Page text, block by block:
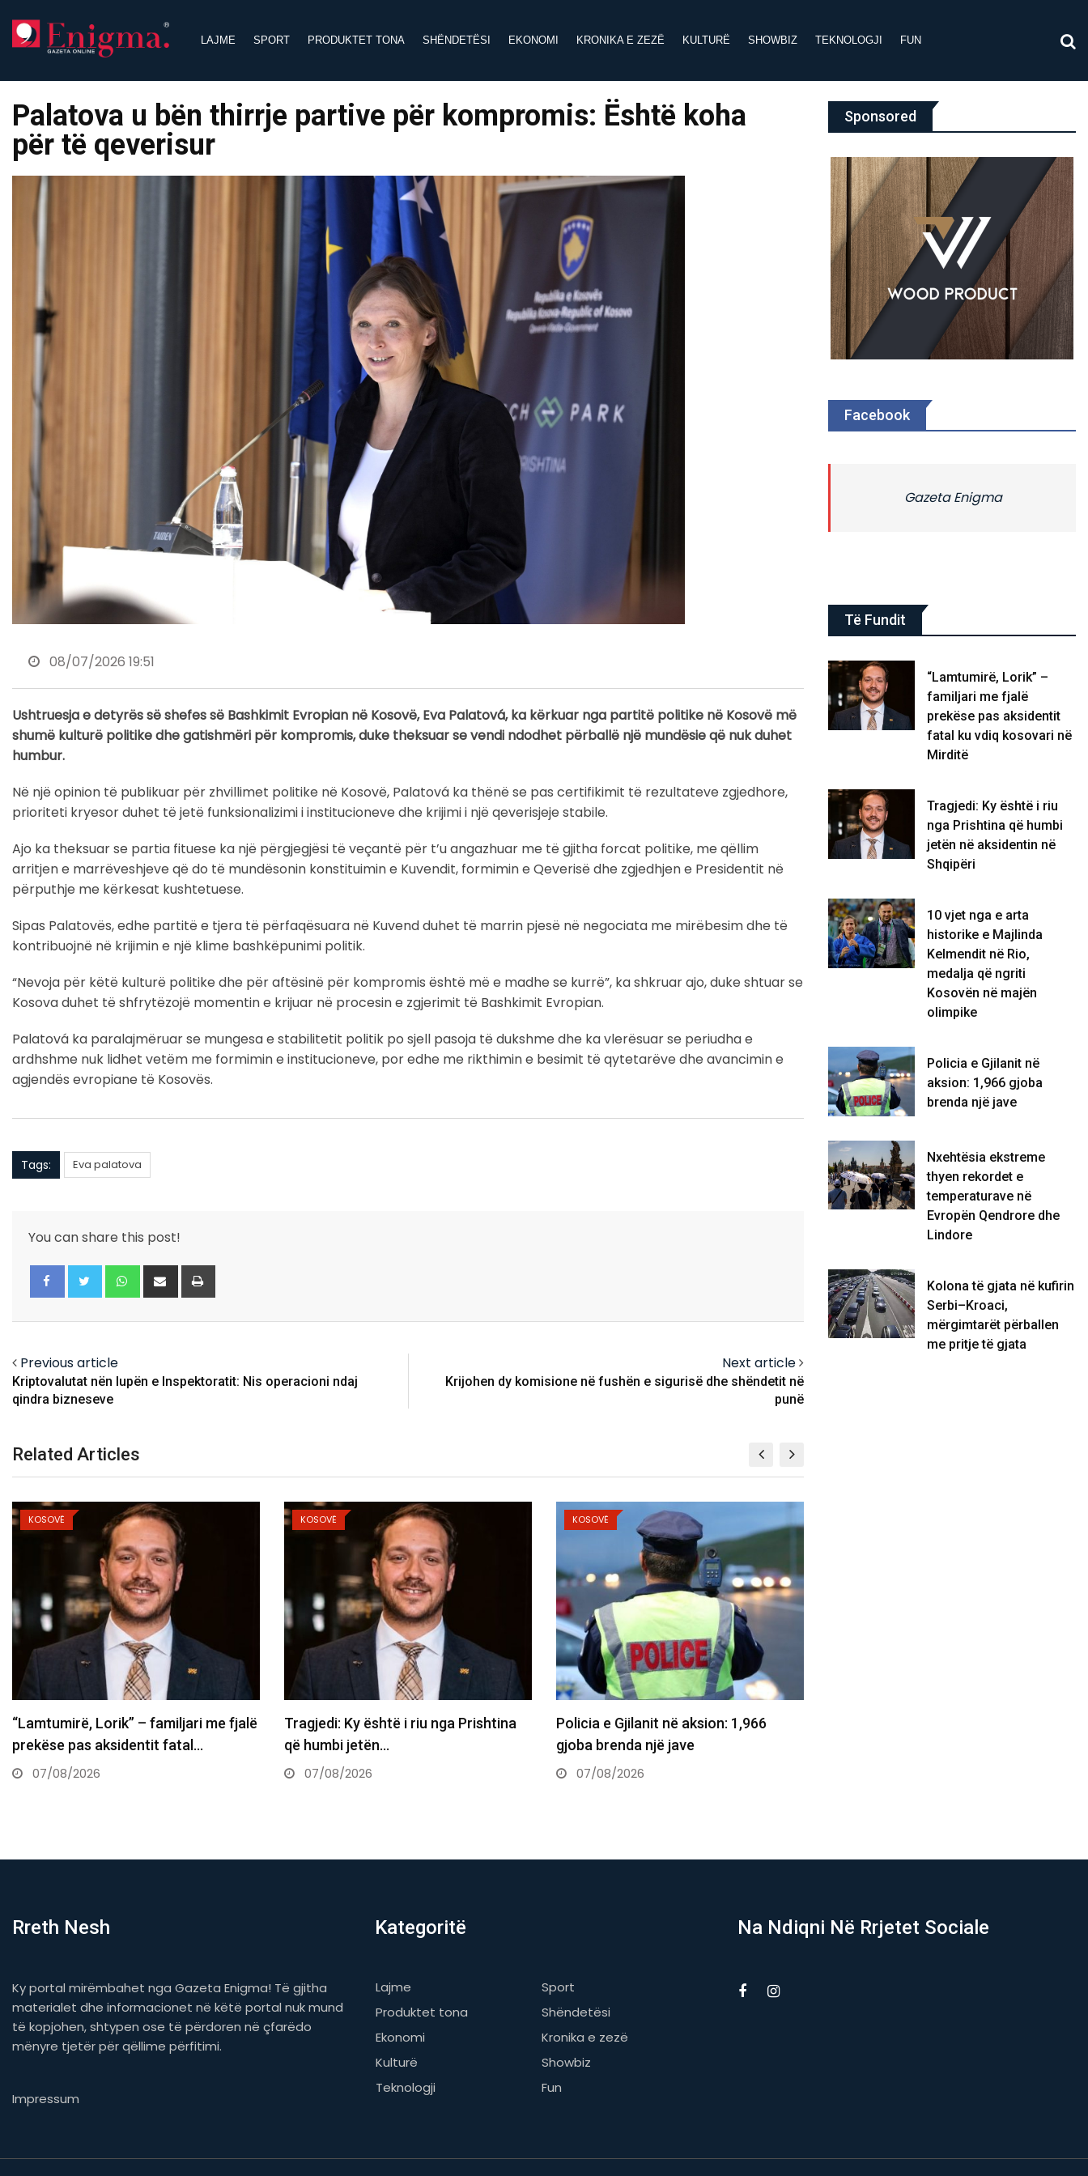
content
LAJME SPORT PRODUKTET TONA SHËNDETËSI EKONOMI KRONIKA E ZEZË KULTURË SHOWBIZ TEKNOLOGJI FUN
Palatova u bën thirrje partive për kompromis: Është koha
për të qeverisur
08/07/2026 19:51
Ushtruesja e detyrës së shefes së Bashkimit Evropian në Kosovë, Eva Palatová, ka kërkuar nga partitë politike në Kosovë më
shumë kulturë politike dhe gatishmëri për kompromis, duke theksuar se vendi ndodhet përballë një mundësie që nuk duhet
humbur.
Në një opinion të publikuar për zhvillimet politike në Kosovë, Palatová ka thënë se pas certifikimit të rezultateve zgjedhore,
prioriteti kryesor duhet të jetë funksionalizimi i institucioneve dhe krijimi i një qeverisjeje stabile.
Ajo ka theksuar se partia fituese ka një përgjegjësi të veçantë për t’u angazhuar me të gjitha forcat politike, me qëllim
arritjen e marrëveshjeve që do të mundësonin konstituimin e Kuvendit, formimin e Qeverisë dhe zgjedhjen e Presidentit në
përputhje me kërkesat kushtetuese.
Sipas Palatovës, edhe partitë e tjera të përfaqësuara në Kuvend duhet të marrin pjesë në negociata me mirëbesim dhe të
kontribuojnë në krijimin e një klime bashkëpunimi politik.
“Nevoja për këtë kulturë politike dhe për aftësinë për kompromis është më e madhe se kurrë”, ka shkruar ajo, duke shtuar se
Kosova duhet të shfrytëzojë momentin e krijuar në procesin e zgjerimit të Bashkimit Evropian.
Palatová ka paralajmëruar se mungesa e stabilitetit politik po sjell pasoja të dukshme dhe ka vlerësuar se periudha e
ardhshme nuk lidhet vetëm me formimin e institucioneve, por edhe me rikthimin e besimit të qytetarëve dhe avancimin e
agjendës evropiane të Kosovës.
Tags: Eva palatova
You can share this post!
Whatsapp
Share
via
Previous article
Kriptovalutat nën lupën e Inspektoratit: Nis operacioni ndaj
qindra bizneseve
Next article
Krijohen dy komisione në fushën e sigurisë dhe shëndetit në
punë
Related Articles
KOSOVË
Tragjedi: Ky është i riu nga Prishtina
që humbi jetën…
07/08/2026
KOSOVË
Policia e Gjilanit në aksion: 1,966
gjoba brenda një jave
07/08/2026
KOSOVË
Nxehtësia ekstreme thyen rekordet e
temperaturave në Evropën Qendrore
dhe…
Sponsored
Facebook
Gazeta Enigma
Të Fundit
“Lamtumirë, Lorik” –
familjari me fjalë
prekëse pas aksidentit
fatal ku vdiq kosovari në
Mirditë
Tragjedi: Ky është i riu
nga Prishtina që humbi
jetën në aksidentin në
Shqipëri
10 vjet nga e arta
historike e Majlinda
Kelmendit në Rio,
medalja që ngriti
Kosovën në majën
olimpike
Policia e Gjilanit në
aksion: 1,966 gjoba
brenda një jave
Nxehtësia ekstreme
thyen rekordet e
temperaturave në
Evropën Qendrore dhe
Lindore
Kolona të gjata në kufirin
Serbi–Kroaci,
mërgimtarët përballen
me pritje të gjata
Rreth Nesh
Ky portal mirëmbahet nga Gazeta Enigma! Të gjitha
materialet dhe informacionet në këtë portal nuk mund
të kopjohen, shtypen ose të përdoren në çfarëdo
mënyre tjetër për qëllime përfitimi.
Impressum
Kategoritë
Lajme
Sport
Produktet tona
Shëndetësi
Ekonomi
Kronika e zezë
Kulturë
Showbiz
Teknologji
Fun
Na Ndiqni Në Rrjetet Sociale